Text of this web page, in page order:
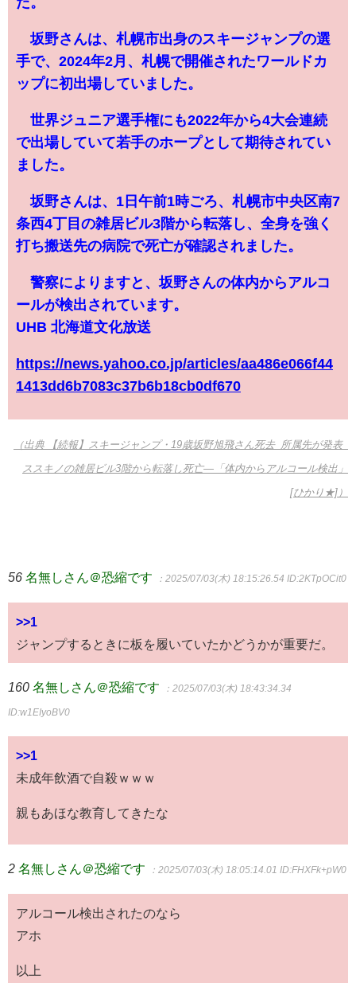
坂野さんは、札幌市出身のスキージャンプの選
手で、2024年2月、札幌で開催されたワールドカ
ップに初出場していました。
世界ジュニア選手権にも2022年から4大会連続
で出場していて若手のホープとして期待されてい
ました。
坂野さんは、1日午前1時ごろ、札幌市中央区南7
条西4丁目の雑居ビル3階から転落し、全身を強く
打ち搬送先の病院で死亡が確認されました。
警察によりますと、坂野さんの体内からアルコ
ールが検出されています。
UHB 北海道文化放送
https://news.yahoo.co.jp/articles/aa486e066f44
1413dd6b7083c37b6b18cb0df670
（出典 【続報】スキージャンプ・19歳坂野旭飛さん死去_所属先が発表_
ススキノの雑居ビル3階から転落し死亡―「体内からアルコール検出」
[ひかり★]）
56 名無しさん＠恐縮です ：2025/07/03(木) 18:15:26.54 ID:2KTpOCit0
>>1
ジャンプするときに板を履いていたかどうかが重要だ。
160 名無しさん＠恐縮です ：2025/07/03(木) 18:43:34.34
ID:w1EIyoBV0
>>1
未成年飲酒で自殺ｗｗｗ
親もあほな教育してきたな
2 名無しさん＠恐縮です ：2025/07/03(木) 18:05:14.01 ID:FHXFk+pW0
アルコール検出されたのなら
アホ
以上